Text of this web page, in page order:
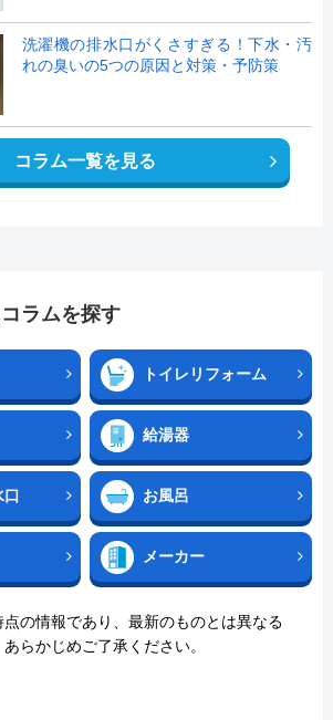
洗濯機の排水口がくさすぎる！下水・汚
れの臭いの5つの原因と対策・予防策
コラム一覧を見る
ラムを探す
トイレリフォーム
給湯器
お風呂
メーカー
の情報であり、最新のものとは異なる
らかじめご了承ください。